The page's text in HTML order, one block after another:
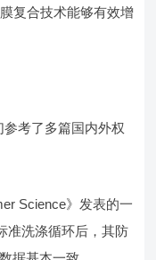
复合技术能够有效增
考了多篇国内外权
Science》发表的一
准洗涤循环后，其防